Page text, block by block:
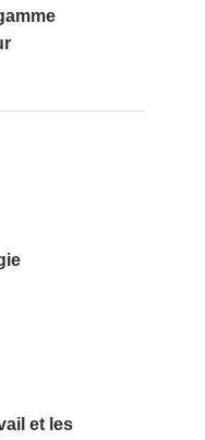
et les